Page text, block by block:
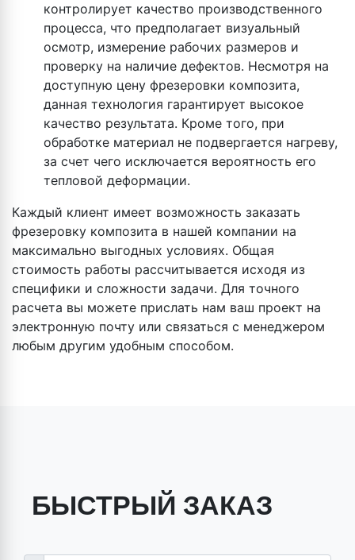
контролирует качество производственного
процесса, что предполагает визуальный
осмотр, измерение рабочих размеров и
проверку на наличие дефектов. Несмотря на
доступную цену фрезеровки композита,
данная технология гарантирует высокое
качество результата. Кроме того, при
обработке материал не подвергается нагреву,
за счет чего исключается вероятность его
тепловой деформации.
Каждый клиент имеет возможность заказать
фрезеровку композита в нашей компании на
максимально выгодных условиях. Общая
стоимость работы рассчитывается исходя из
специфики и сложности задачи. Для точного
расчета вы можете прислать нам ваш проект на
электронную почту или связаться с менеджером
любым другим удобным способом.
БЫСТРЫЙ ЗАКАЗ